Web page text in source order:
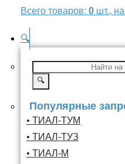
Всего товаров: 0 шт.,
🔍
🔍
Популярные
• ТИАЛ-ТУМ
• ТИАЛ-ТУЗ
• ТИАЛ-М